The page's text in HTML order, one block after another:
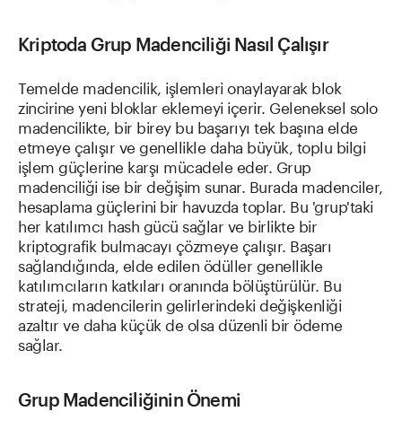
Kriptoda Grup Madenciliği Nasıl Çalışır
Temelde madencilik, işlemleri onaylayarak blok
zincirine yeni bloklar eklemeyi içerir. Geleneksel solo
madencilikte, bir birey bu başarıyı tek başına elde
etmeye çalışır ve genellikle daha büyük, toplu bilgi
işlem güçlerine karşı mücadele eder. Grup
madenciliği ise bir değişim sunar. Burada madenciler,
hesaplama güçlerini bir havuzda toplar. Bu 'grup'taki
her katılımcı hash gücü sağlar ve birlikte bir
kriptografik bulmacayı çözmeye çalışır. Başarı
sağlandığında, elde edilen ödüller genellikle
katılımcıların katkıları oranında bölüştürülür. Bu
strateji, madencilerin gelirlerindeki değişkenliği
azaltır ve daha küçük de olsa düzenli bir ödeme
sağlar.
Grup Madenciliğinin Önemi